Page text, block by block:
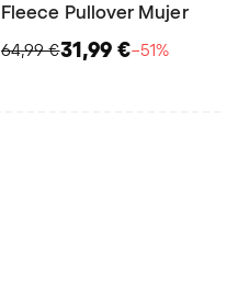
Fleece Pullover Mujer
64,99 €31,99 €−51%